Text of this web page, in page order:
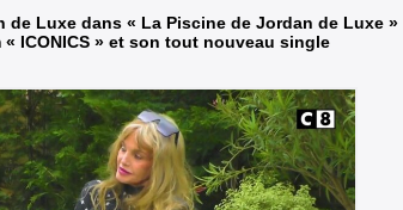
de Luxe dans « La Piscine de Jordan de Luxe »
ICONICS » et son tout nouveau single